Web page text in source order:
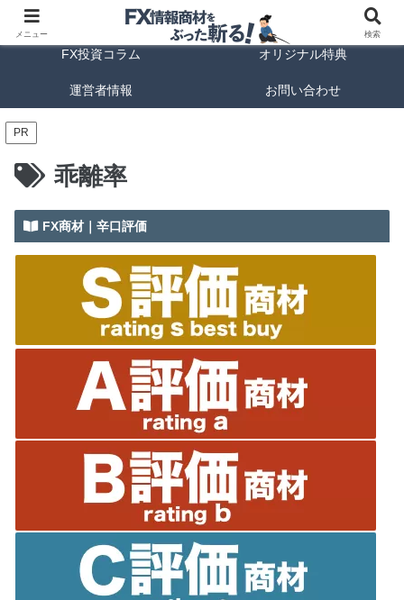
FX商材ランキング FX手法解説
FX投資コラム オリジナル特典
運営者情報 お問い合わせ
PR
乖離率
FX商材｜辛口評価
メニュー 検索